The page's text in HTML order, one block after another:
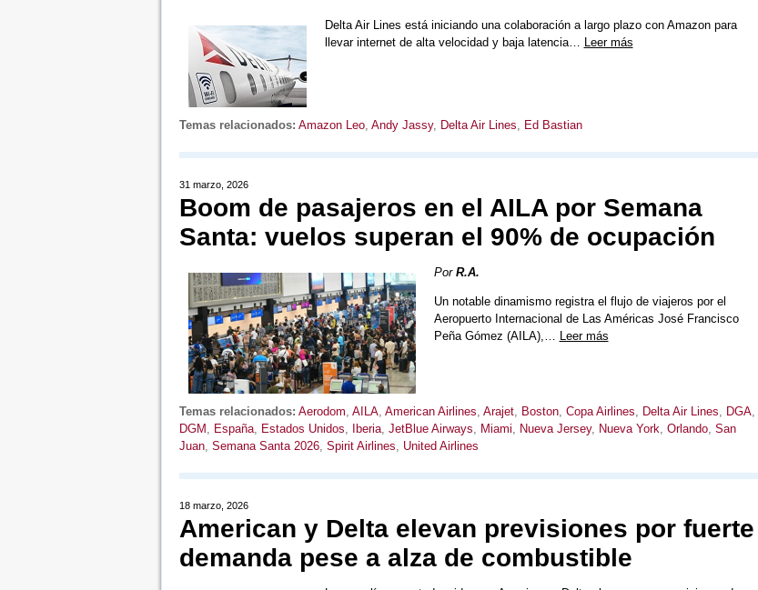
Delta Air Lines está iniciando una colaboración a largo plazo con Amazon para
llevar internet de alta velocidad y baja latencia… Leer más
Temas relacionados: Amazon Leo, Andy Jassy, Delta Air Lines Ed Bastian
31 marzo, 2026
Boom de pasajeros en el AILA por Semana
Santa: vuelos superan el 90% de ocupación
Por R.A.
Un notable dinamismo registra el flujo de viajeros por el
Aeropuerto Internacional de Las Américas José Francisco
Peña Gómez (AILA),… Leer más
Temas relacionados: Aerodom AILA, American Airlines Arajet, Boston, Copa Airlines Delta Air Lines DGA,
DGM
España, Estados Unidos Iberia, JetBlue Airways Miami Nueva Jersey, Nueva York Orlando, San
Juan, Semana Santa 2026, Spirit Airlines United Airlines
18 marzo, 2026
American y Delta elevan previsiones por fuerte
demanda pese a alza de combustible